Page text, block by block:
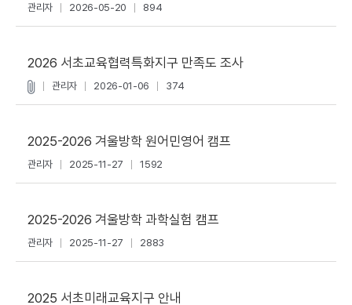
관리자 2026-05-20 894
2026 서초교육협력특화지구 만족도 조사
관리자 2026-01-06 374
2025-2026 겨울방학 원어민영어 캠프
관리자 2025-11-27 1592
2025-2026 겨울방학 과학실험 캠프
관리자 2025-11-27 2883
2025 서초미래교육지구 안내